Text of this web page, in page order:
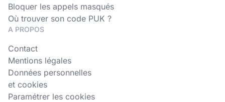
Bloquer les appels masqués
Où trouver son code PUK ?
A PROPOS
Contact
Mentions légales
Données personnelles
et cookies
Paramétrer les cookies